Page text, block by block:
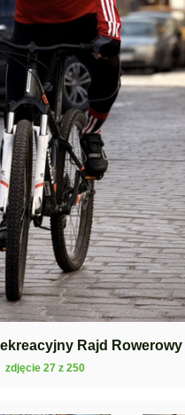
Rajd Rowerowy
zdjęcie 27 z 250